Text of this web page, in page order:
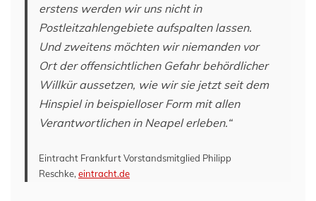
erstens werden wir uns nicht in
Postleitzahlengebiete aufspalten lassen.
Und zweitens möchten wir niemanden vor
Ort der offensichtlichen Gefahr behördlicher
Willkür aussetzen, wie wir sie jetzt seit dem
Hinspiel in beispielloser Form mit allen
Verantwortlichen in Neapel erleben.“
Eintracht Frankfurt Vorstandsmitglied Philipp
Reschke, eintracht.de